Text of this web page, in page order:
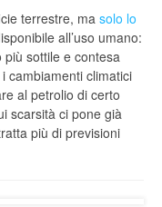
terrestre, ma solo lo
all’uso umano:
sottile e contesa
cambiamenti climatici
al petrolio di certo
scarsità ci pone già
più di previsioni